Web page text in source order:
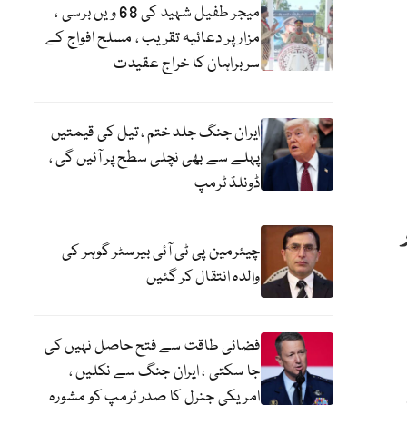
81 ہزار
میجر طفیل شہید کی 68 ویں برسی ،
مزار پر دعائیہ تقریب ، مسلح افواج کے
سربراہان کا خراج عقیدت
ایران جنگ جلد ختم ، تیل کی قیمتیں
پہلے سے بھی نچلی سطح پر آئیں گی ،
ڈونلڈ ٹرمپ
چیئرمین پی ٹی آئی بیرسٹر گوہر کی
والدہ انتقال کر گئیں
فضائی طاقت سے فتح حاصل نہیں کی
جا سکتی ، ایران جنگ سے نکلیں ،
امریکی جنرل کا صدر ٹرمپ کو مشورہ